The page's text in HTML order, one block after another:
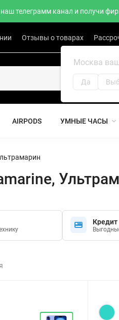
телеграмм канал и получи
Отзывы о товарах
Москва
Да
AIRPODS УМНЫЕ ЧАСЫ
Кредит